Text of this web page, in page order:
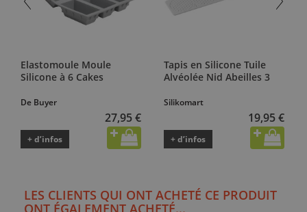
Elastomoule Moule
Silicone à 6 Cakes
De Buyer
27,95 €
+ d’infos
Tapis en Silicone Tuile
Alvéolée Nid Abeilles 3
Silikomart
19,95 €
+ d’infos
LES CLIENTS QUI ONT ACHETÉ CE PRODUIT
ONT ÉGALEMENT ACHETÉ...